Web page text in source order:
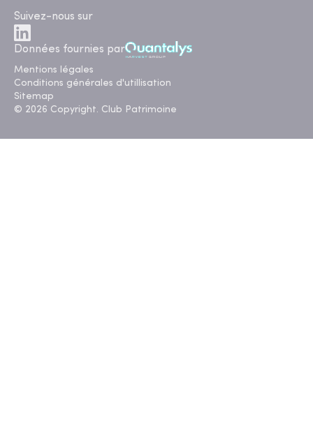
Suivez-nous sur
Données fournies par
Mentions légales
Conditions générales d'utillisation
Sitemap
© 2026 Copyright. Club Patrimoine